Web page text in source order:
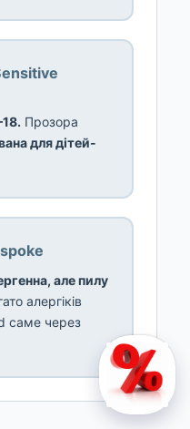
Прозора
для дітей-
але пилу
алергіків
саме через